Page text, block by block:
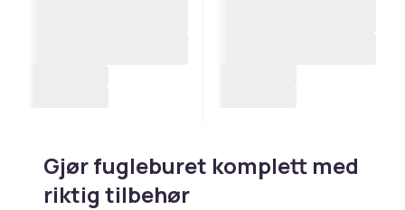
Gjør fugleburet komplett med
riktig tilbehør